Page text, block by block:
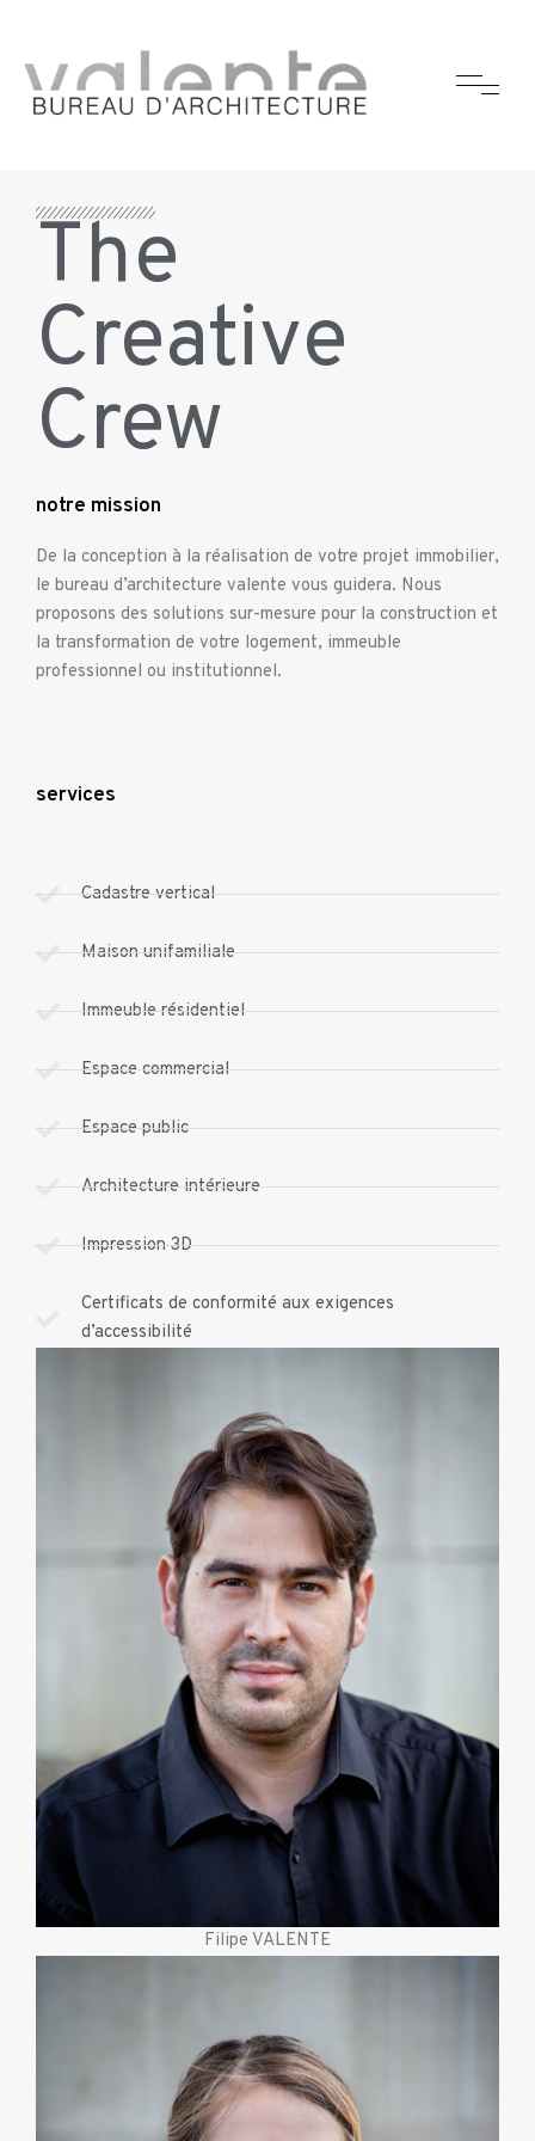
The
Creative
Crew
notre mission
De la conception à la réalisation de votre projet immobilier,
le bureau d’architecture valente vous guidera. Nous
proposons des solutions sur-mesure pour la construction et
la transformation de votre logement, immeuble
professionnel ou institutionnel.
services
Cadastre vertical
Maison unifamiliale
Immeuble résidentiel
Espace commercial
Espace public
Architecture intérieure
Impression 3D
Certificats de conformité aux exigences
d’accessibilité
621 454 500
filipe@valente.lu
Filipe VALENTE
621 645 011